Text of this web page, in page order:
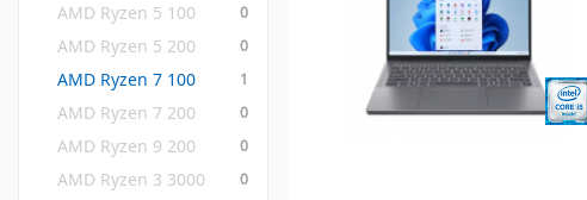
AMD Ryzen 5 100 0
AMD Ryzen 5 200 0
AMD Ryzen 7 100 1
AMD Ryzen 7 200 0
AMD Ryzen 9 200 0
AMD Ryzen 3 3000 0